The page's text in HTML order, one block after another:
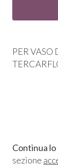
PER VASO
Continua
sezione